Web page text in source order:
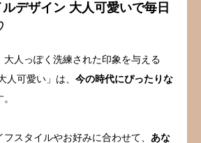
デザイン 大人可愛いで毎日
大人っぽく洗練された印象を与える
人可愛い」は、 今の時代にぴったりな
スタイルやお好みに合わせて、 あな